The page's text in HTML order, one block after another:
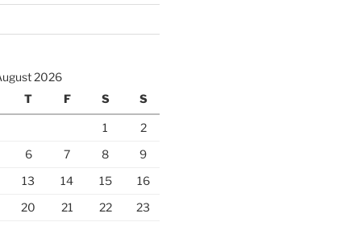
2026
T F S S
1
2
6 7 8
9
13 14 15
16
20 21 22
23